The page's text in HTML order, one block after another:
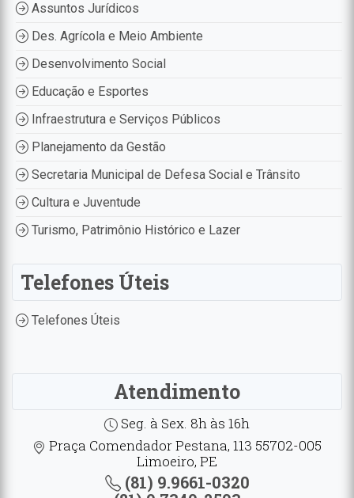
Assuntos Jurídicos
Des. Agrícola e Meio Ambiente
Desenvolvimento Social
Educação e Esportes
Infraestrutura e Serviços Públicos
Planejamento da Gestão
Secretaria Municipal de Defesa Social e Trânsito
Cultura e Juventude
Turismo, Patrimônio Histórico e Lazer
Telefones Úteis
Telefones Úteis
Atendimento
Seg. à Sex. 8h às 16h
Praça Comendador Pestana, 113 55702-005
Limoeiro, PE
(81) 9.9661-0320